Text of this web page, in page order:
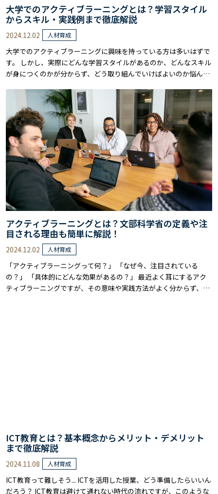
大学でのアクティブラーニングとは？学習スタイル
からスキル・実践例まで徹底解説
2024.12.02 人材育成
大学でのアクティブラーニングに興味を持っている方は多いはずで
す。 しかし、実際にどんな学習スタイルがあるのか、どんなスキル
が身につくのかが分からず、どう取り組んでいけばよいのか悩んで
活用するためには、その本質を理解し、正しい方法で学びを進める
必要があります。 本記事では、大学でのアクティブラーニングの基
本的な考え方から、実際にどのような……
アクティブラーニングとは？文部科学省の定義や注
目される理由も簡単に解説！
2024.12.02 人材育成
「アクティブラーニングって何？」 「なぜ今、注目されている
の？」 「具体的にどんな効果があるの？」 最近よく耳にするアク
ティブラーニングですが、その意味や実践方法がよく分からず、不
ICT教育とは？基本概念からメリット・デメリット
まで徹底解説
2024.11.08 人材育成
ICT教育って難しそう... ICTを活用した授業、どう準備したらいいん
だろう？ ICT教育は避けて通れない時代の流れですが、このような